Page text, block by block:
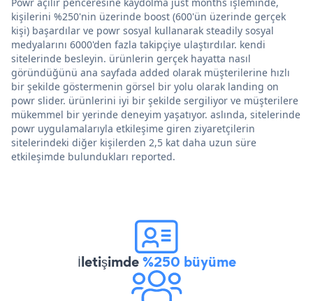
kişilerini %250'nin üzerinde boost (600'ün üzerinde gerçek
kişi) başardılar ve powr sosyal kullanarak steadily sosyal
medyalarını 6000'den fazla takipçiye ulaştırdılar. kendi
sitelerinde besleyin. ürünlerin gerçek hayatta nasıl
göründüğünü ana sayfada added olarak müşterilerine hızlı
bir şekilde göstermenin görsel bir yolu olarak landing on
powr slider. ürünlerini iyi bir şekilde sergiliyor ve müşterilere
mükemmel bir yerinde deneyim yaşatıyor. aslında, sitelerinde
powr uygulamalarıyla etkileşime giren ziyaretçilerin
sitelerindeki diğer kişilerden 2,5 kat daha uzun süre
etkileşimde bulundukları reported.
İletişimde%250 büyüme